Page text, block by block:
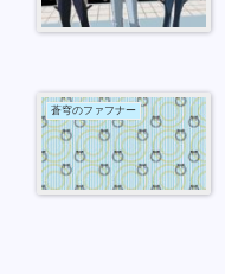
蒼穹のファフナー